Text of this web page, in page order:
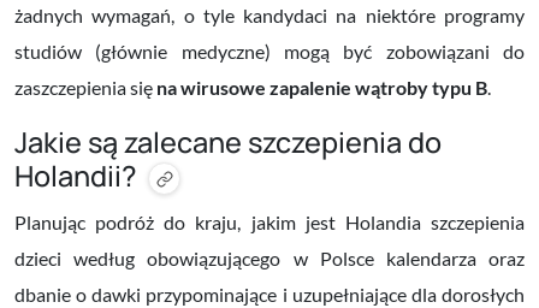
żadnych wymagań, o tyle kandydaci na niektóre programy
studiów (głównie medyczne) mogą być zobowiązani do
zaszczepienia się na wirusowe zapalenie wątroby typu B.
Jakie są zalecane szczepienia do
Holandii?
Planując podróż do kraju, jakim jest Holandia szczepienia
dzieci według obowiązującego w Polsce kalendarza oraz
dbanie o dawki przypominające i uzupełniające dla dorosłych